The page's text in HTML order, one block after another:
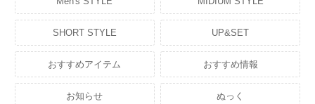
SHORT STYLE UP&SET
おすすめアイテム おすすめ情報
お知らせ ぬっく